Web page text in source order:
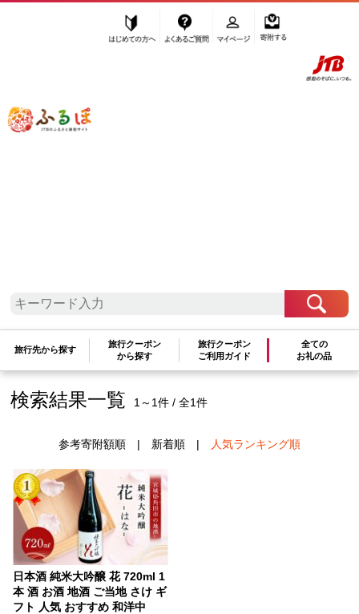
ふるぽ JTBのふるさと納税サイト
旅行先から探す
旅行クーポン
から探す
旅行クーポン
ご利用ガイド
全ての
お礼の品
純米大吟醸酒
検索結果一覧 1～1件 / 全1件
参考寄附額順| 新着順| 人気ランキング順
日本酒 純米大吟醸 花 720ml 1
本 酒 お酒 地酒 ご当地 さけ ギ
フト 人気 おすすめ 和洋中